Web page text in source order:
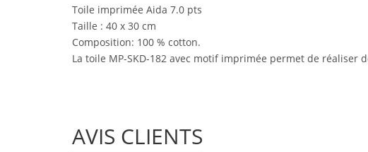
Toile imprimée Aida 7.0 pts
Taille : 40 x 30 cm
Composition: 100 % cotton.
La toile MP-SKD-182 avec motif imprimée permet de réaliser
AVIS CLIENTS